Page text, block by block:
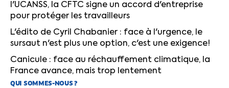
l'UCANSS, la CFTC signe un accord d'entreprise
pour protéger les travailleurs
L'édito de Cyril Chabanier : face à l'urgence, le
sursaut n'est plus une option, c'est une exigence!
Canicule : face au réchauffement climatique, la
France avance, mais trop lentement
QUI SOMMES-NOUS ?